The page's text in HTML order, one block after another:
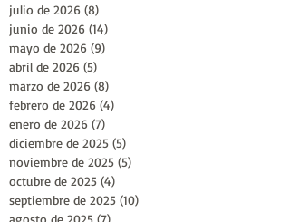
julio de 2026 (8)
junio de 2026 (14)
mayo de 2026 (9)
abril de 2026 (5)
marzo de 2026 (8)
febrero de 2026 (4)
enero de 2026 (7)
diciembre de 2025 (5)
noviembre de 2025 (5)
octubre de 2025 (4)
septiembre de 2025 (10)
agosto de 2025 (7)